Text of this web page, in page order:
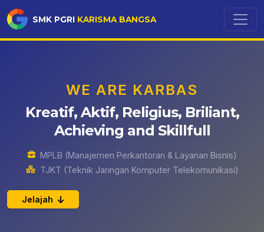
SMK PGRI KARISMA BANGSA
WE ARE KARBAS
Kreatif, Aktif, Religius, Briliant,
Achieving and Skillfull
MPLB (Manajemen Perkantoran & Layanan Bisnis)
TJKT (Teknik Jaringan Komputer Telekomunikasi)
Jelajah